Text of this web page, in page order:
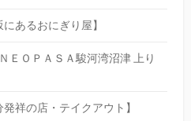
あるおにぎり屋】
ＥＯＰＡＳＡ駿河湾沼津 上り
祥の店・テイクアウト】